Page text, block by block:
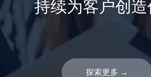
持续为客户创
探索更多 →